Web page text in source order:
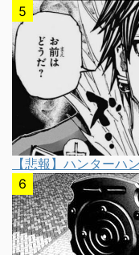
【悲報】ハンターハ